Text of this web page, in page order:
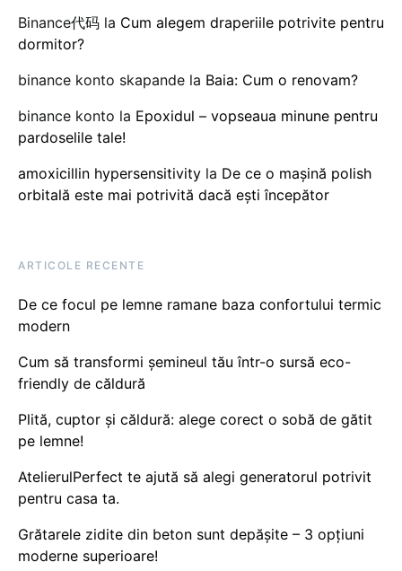
Binance代码 la Cum alegem draperiile potrivite pentru
dormitor?
binance konto skapande la Baia: Cum o renovam?
binance konto la Epoxidul – vopseaua minune pentru
pardoselile tale!
amoxicillin hypersensitivity la De ce o mașină polish
orbitală este mai potrivită dacă ești începător
ARTICOLE RECENTE
De ce focul pe lemne ramane baza confortului termic
modern
Cum să transformi șemineul tău într-o sursă eco-
friendly de căldură
Plită, cuptor și căldură: alege corect o sobă de gătit
pe lemne!
AtelierulPerfect te ajută să alegi generatorul potrivit
pentru casa ta.
Grătarele zidite din beton sunt depășite – 3 opțiuni
moderne superioare!